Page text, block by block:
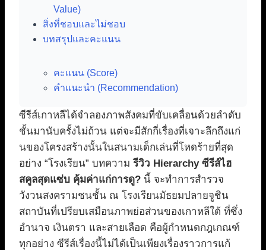
Value)
สิ่งที่ชอบและไม่ชอบ
บทสรุปและคะแนน
คะแนน (Score)
คำแนะนำ (Recommendation)
ซีรีส์เกาหลีได้จำลองภาพสังคมที่ขับเคลื่อนด้วยลำดับ
ชั้นมานับครั้งไม่ถ้วน แต่จะมีสักกี่เรื่องที่เจาะลึกถึงแก่
นของโครงสร้างนั้นในสนามเด็กเล่นที่โหดร้ายที่สุด
อย่าง “โรงเรียน” บทความรีวิว Hierarchy ซีรีส์ไฮ
สคูลสุดแซ่บ คุ้มค่าแก่การดู? นี้ จะทำการสำรวจ
วังวนสงครามชนชั้น ณ โรงเรียนมัธยมปลายจูชิน
สถาบันที่เปรียบเสมือนภาพย่อส่วนของเกาหลีใต้ ที่ซึ่ง
อำนาจ เงินตรา และสายเลือด คือผู้กำหนดกฎเกณฑ์
ทุกอย่าง ซีรีส์เรื่องนี้ไม่ได้เป็นเพียงเรื่องราวการแก้